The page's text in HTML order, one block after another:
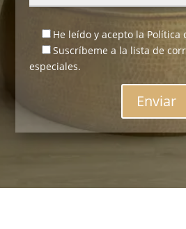
He leído y acepto la Política
Suscríbeme a la lista de
especiales.
Enviar